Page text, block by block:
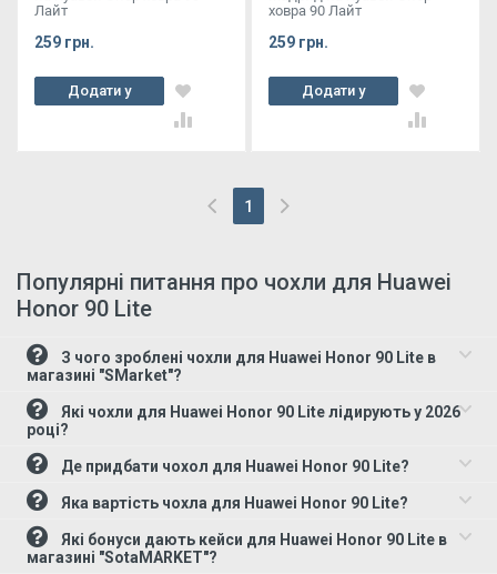
Лайт
259 грн.
Додати у
кошик
ховра 90 Лайт
259 грн.
Додати у
кошик
1
(current)
Популярні питання про чохли для Huawei
Honor 90 Lite
магазині "SMarket"?
році?
Де придбати чохол для Huawei Honor 90 Lite?
Яка вартість чохла для Huawei Honor 90 Lite?
магазині "SotaMARKET"?